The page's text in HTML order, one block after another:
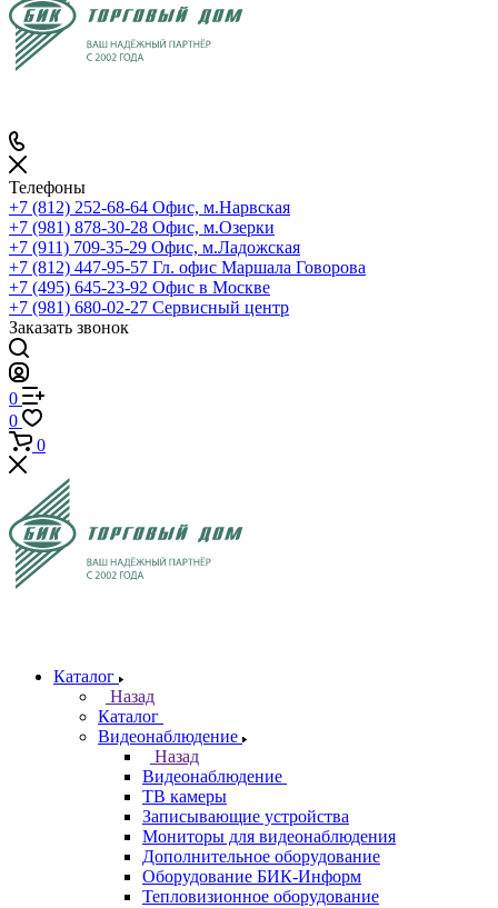
Телефоны
+7 (812) 252-68-64 Офис, м.Нарвская
+7 (981) 878-30-28 Офис, м.Озерки
+7 (911) 709-35-29 Офис, м.Ладожская
+7 (812) 447-95-57 Гл. офис Маршала Говорова
+7 (495) 645-23-92 Офис в Москве
+7 (981) 680-02-27 Сервисный центр
Заказать звонок
0
0
0
Каталог
Назад
Каталог
Видеонаблюдение
Назад
Видеонаблюдение
ТВ камеры
Записывающие устройства
Мониторы для видеонаблюдения
Дополнительное оборудование
Оборудование БИК-Информ
Тепловизионное оборудование